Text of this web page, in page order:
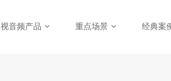
视音频产品 重点场景 经典案